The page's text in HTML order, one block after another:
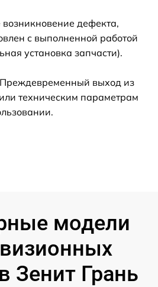
дефекта,
с выполненной работой
установка запчасти).
выход из
техническим параметрам
модели
Зенит Грань